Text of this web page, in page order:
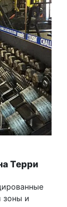
Терри
зоны и